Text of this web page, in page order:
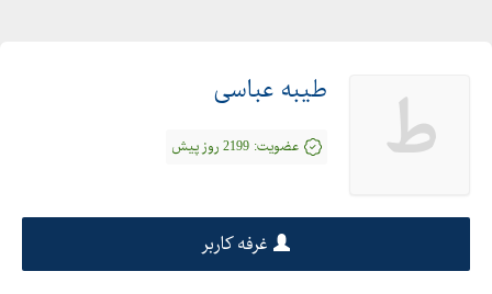
ط طیبه عباسی
عضویت: 2199 روز پیش
غرفه کاربر